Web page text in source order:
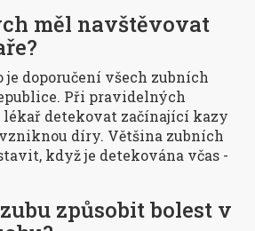
měl navštěvovat
je doporučení všech zubních
Při pravidelných
detekovat začínající kazy
díry. Většina zubních
když je detekována včas -
způsobit bolest v